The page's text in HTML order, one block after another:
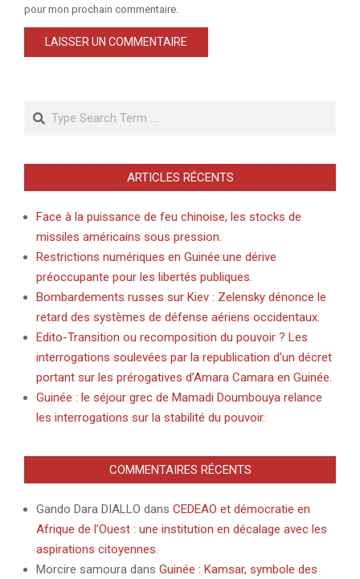
pour mon prochain commentaire.
ARTICLES RÉCENTS
Face à la puissance de feu chinoise, les stocks de
missiles américains sous pression.
Restrictions numériques en Guinée:une dérive
préoccupante pour les libertés publiques.
Bombardements russes sur Kiev : Zelensky dénonce le
retard des systèmes de défense aériens occidentaux.
Edito-Transition ou recomposition du pouvoir ? Les
interrogations soulevées par la republication d’un décret
portant sur les prérogatives d’Amara Camara en Guinée.
Guinée : le séjour grec de Mamadi Doumbouya relance
les interrogations sur la stabilité du pouvoir.
COMMENTAIRES RÉCENTS
Gando Dara DIALLO dans CEDEAO et démocratie en
Afrique de l’Ouest : une institution en décalage avec les
aspirations citoyennes.
Morcire samoura dans Guinée : Kamsar, symbole des